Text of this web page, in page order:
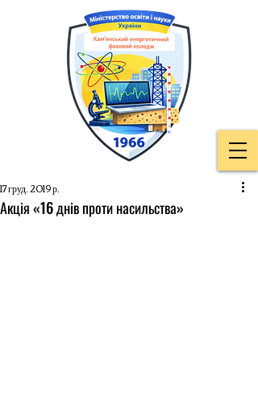
Акція «16 днів проти насильства»
17 груд. 2019 р.